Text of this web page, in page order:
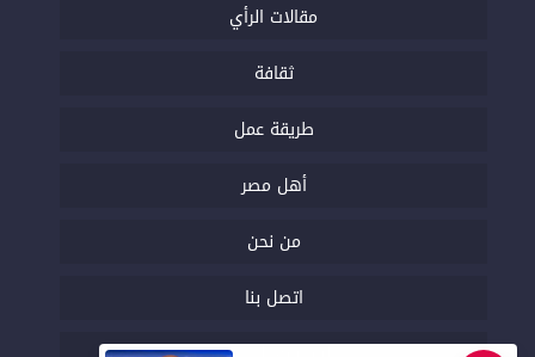
مقالات الرأي
ثقافة
طريقة عمل
أهل مصر
من نحن
اتصل بنا